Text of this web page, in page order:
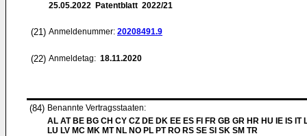
25.05.2022 Patentblatt 2022/21
(21) Anmeldenummer: 20208491.9
(22) Anmeldetag: 18.11.2020
(84) Benannte Vertragsstaaten:
AL AT BE BG CH CY CZ DE DK EE ES FI FR GB GR HR HU IE IS IT
LU LV MC MK MT NL NO PL PT RO RS SE SI SK SM TR